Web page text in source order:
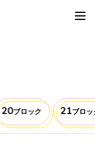
20ブロック 21ブロッ